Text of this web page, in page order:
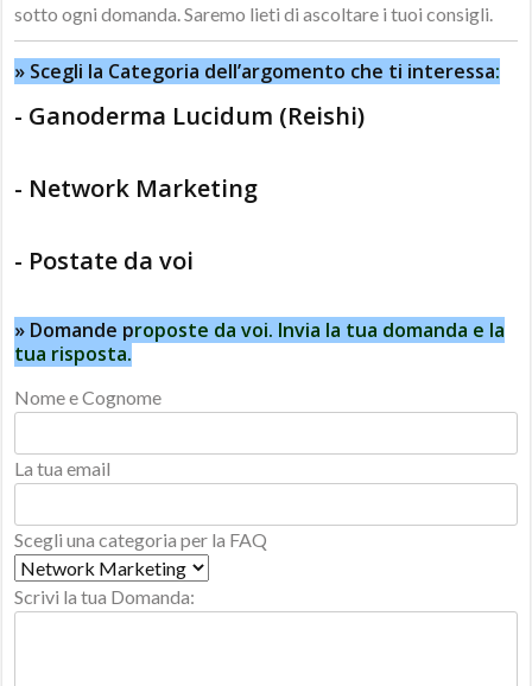
sotto ogni domanda. Saremo lieti di ascoltare i tuoi consigli.
» Scegli la Categoria dell’argomento che ti interessa:
- Ganoderma Lucidum (Reishi)
- Network Marketing
- Postate da voi
» Domande proposte da voi. Invia la tua domanda e la
tua risposta.
Nome e Cognome
La tua email
Scegli una categoria per la FAQ
Scrivi la tua Domanda: